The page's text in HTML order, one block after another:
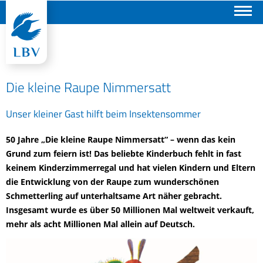
Die kleine Raupe Nimmersatt
Unser kleiner Gast hilft beim Insektensommer
50 Jahre „Die kleine Raupe Nimmersatt“ – wenn das kein
Grund zum feiern ist! Das beliebte Kinderbuch fehlt in fast
keinem Kinderzimmerregal und hat vielen Kindern und Eltern
die Entwicklung von der Raupe zum wunderschönen
Schmetterling auf unterhaltsame Art näher gebracht.
Insgesamt wurde es über 50 Millionen Mal weltweit verkauft,
mehr als acht Millionen Mal allein auf Deutsch.